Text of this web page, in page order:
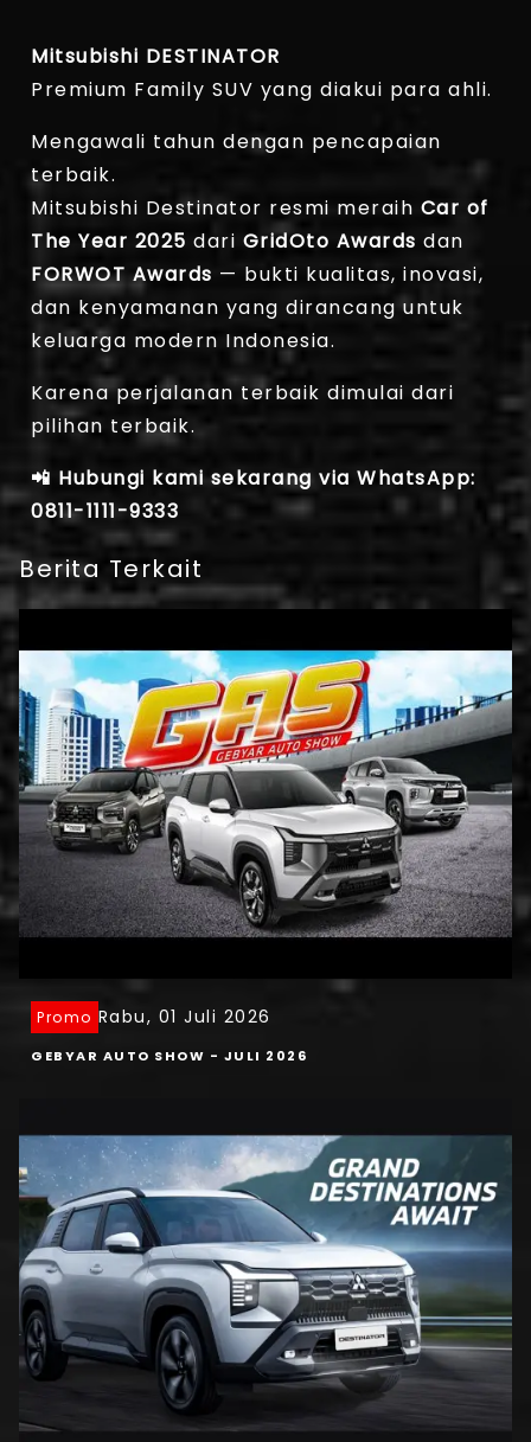
Mitsubishi DESTINATOR
Premium Family SUV yang diakui para ahli.
Mengawali tahun dengan pencapaian
terbaik.
Mitsubishi Destinator resmi meraih Car of
The Year 2025 dari GridOto Awards dan
FORWOT Awards — bukti kualitas, inovasi,
dan kenyamanan yang dirancang untuk
keluarga modern Indonesia.
Karena perjalanan terbaik dimulai dari
pilihan terbaik.
📲 Hubungi kami sekarang via WhatsApp:
0811-1111-9333
Berita Terkait
Promo Rabu, 01 Juli 2026
GEBYAR AUTO SHOW - JULI 2026